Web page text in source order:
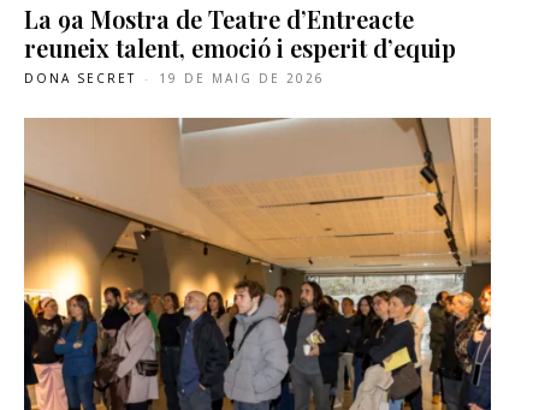
La 9a Mostra de Teatre d’Entreacte
reuneix talent, emoció i esperit d’equip
DONA SECRET - 19 DE MAIG DE 2026